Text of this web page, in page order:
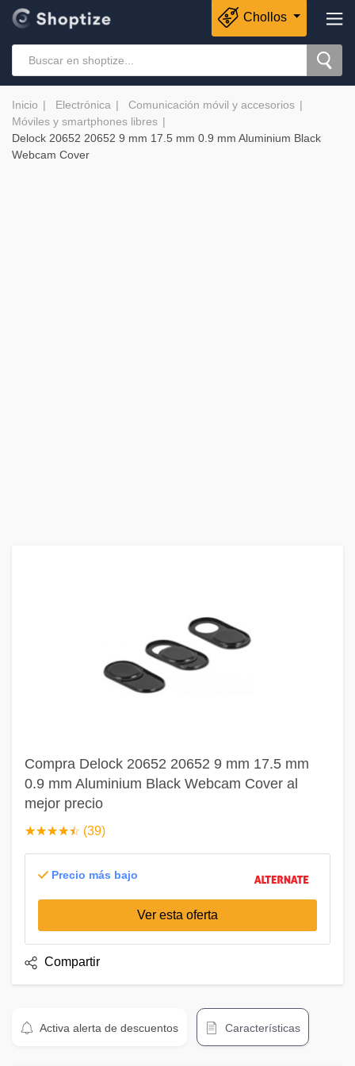
Chollos
Inicio Electrónica
Comunicación móvil y accesorios
Móviles y smartphones libres
Delock 20652 20652 9 mm 17.5 mm 0.9 mm Aluminium Black
Webcam Cover
Compra Delock 20652 20652 9 mm 17.5 mm
0.9 mm Aluminium Black Webcam Cover al
mejor precio
☆☆☆☆☆
★★★★★ (39)
Precio más bajo
Ver esta oferta
Compartir
Activa alerta de descuentos Características